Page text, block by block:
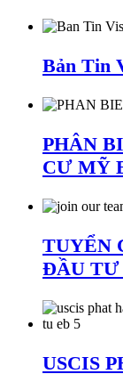
Bản Tin
PHÂN
CƯ MỸ
TUYỂN
ĐẦU
USCIS